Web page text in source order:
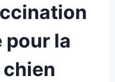
pour la